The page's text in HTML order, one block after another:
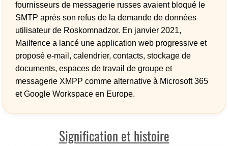
fournisseurs de messagerie russes avaient bloqué le
SMTP après son refus de la demande de données
utilisateur de Roskomnadzor. En janvier 2021,
Mailfence a lancé une application web progressive et
proposé e-mail, calendrier, contacts, stockage de
documents, espaces de travail de groupe et
messagerie XMPP comme alternative à Microsoft 365
et Google Workspace en Europe.
Signification et histoire